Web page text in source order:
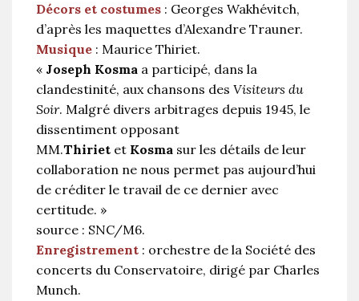
Décors et costumes : Georges Wakhévitch,
d’après les maquettes d’Alexandre Trauner.
Musique : Maurice Thiriet.
« Joseph Kosma a participé, dans la
clandestinité, aux chansons des Visiteurs du
Soir. Malgré divers arbitrages depuis 1945, le
dissentiment opposant
MM.Thiriet et Kosma sur les détails de leur
collaboration ne nous permet pas aujourd’hui
de créditer le travail de ce dernier avec
certitude. »
source : SNC/M6.
Enregistrement : orchestre de la Société des
concerts du Conservatoire, dirigé par Charles
Munch.